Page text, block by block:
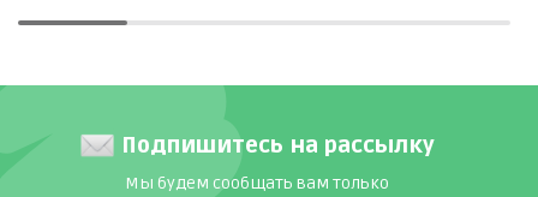
Подпишитесь на рассылку
Мы будем сообщать вам только